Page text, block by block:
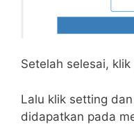
Setelah selesai, klik
Lalu klik setting
didapatkan pada